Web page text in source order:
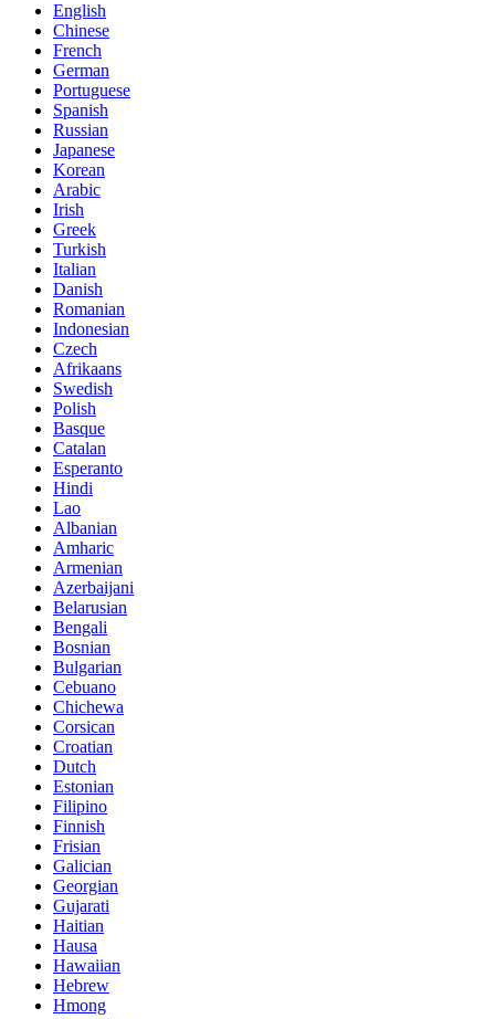
English
Chinese
French
German
Portuguese
Spanish
Russian
Japanese
Korean
Arabic
Irish
Greek
Turkish
Italian
Danish
Romanian
Indonesian
Czech
Afrikaans
Swedish
Polish
Basque
Catalan
Esperanto
Hindi
Lao
Albanian
Amharic
Armenian
Azerbaijani
Belarusian
Bengali
Bosnian
Bulgarian
Cebuano
Chichewa
Corsican
Croatian
Dutch
Estonian
Filipino
Finnish
Frisian
Galician
Georgian
Gujarati
Haitian
Hausa
Hawaiian
Hebrew
Hmong